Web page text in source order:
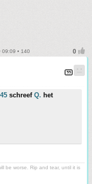
09:09 • 140
schreef Q. het
be worse. Rip and tear, until it is